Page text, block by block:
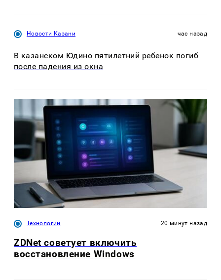
Новости Казани час назад
В казанском Юдино пятилетний ребенок погиб
после падения из окна
Технологии 20 минут назад
ZDNet советует включить
восстановление Windows